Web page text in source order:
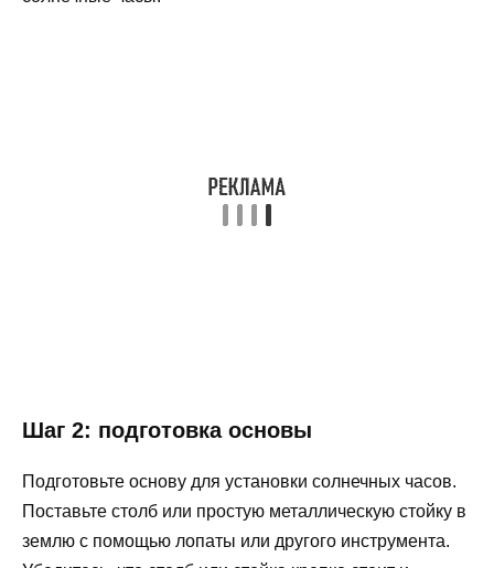
Шаг 2: подготовка основы
Подготовьте основу для установки солнечных часов.
Поставьте столб или простую металлическую стойку в
землю с помощью лопаты или другого инструмента.